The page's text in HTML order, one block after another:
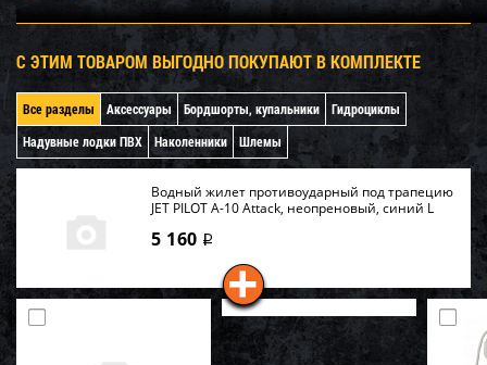
С ЭТИМ ТОВАРОМ ВЫГОДНО ПОКУПАЮТ В КОМПЛЕКТЕ
Все разделы Аксессуары Бордшорты, купальники
Гидроциклы
Надувные лодки ПВХ
Наколенники Шлемы
Водный жилет противоударный под трапецию
JET PILOT A-10 Attack, неопреновый, синий L
5 160 i